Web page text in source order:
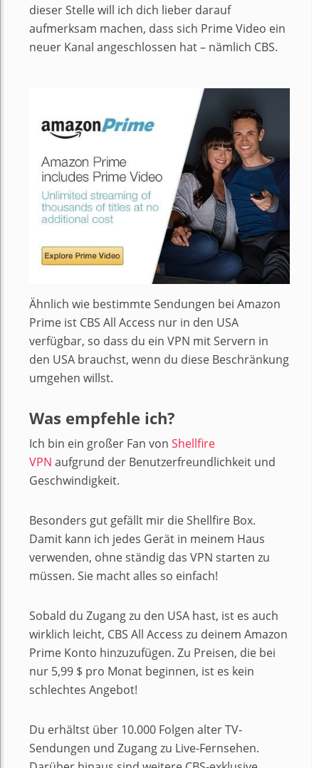
dieser Stelle will ich dich lieber darauf
aufmerksam machen, dass sich Prime Video ein
neuer Kanal angeschlossen hat – nämlich CBS.
Ähnlich wie bestimmte Sendungen bei Amazon
Prime ist CBS All Access nur in den USA
verfügbar, so dass du ein VPN mit Servern in
den USA brauchst, wenn du diese Beschränkung
umgehen willst.
Was empfehle ich?
Ich bin ein großer Fan von Shellfire
VPN aufgrund der Benutzerfreundlichkeit und
Geschwindigkeit.
Besonders gut gefällt mir die Shellfire Box.
Damit kann ich jedes Gerät in meinem Haus
verwenden, ohne ständig das VPN starten zu
müssen. Sie macht alles so einfach!
Sobald du Zugang zu den USA hast, ist es auch
wirklich leicht, CBS All Access zu deinem Amazon
Prime Konto hinzuzufügen. Zu Preisen, die bei
nur 5,99 $ pro Monat beginnen, ist es kein
schlechtes Angebot!
Du erhältst über 10.000 Folgen alter TV-
Sendungen und Zugang zu Live-Fernsehen.